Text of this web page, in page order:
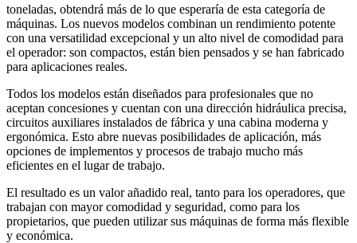
toneladas, obtendrá más de lo que esperaría de esta categoría de
máquinas. Los nuevos modelos combinan un rendimiento potente
con una versatilidad excepcional y un alto nivel de comodidad para
el operador: son compactos, están bien pensados y se han fabricado
para aplicaciones reales.
Todos los modelos están diseñados para profesionales que no
aceptan concesiones y cuentan con una dirección hidráulica precisa,
circuitos auxiliares instalados de fábrica y una cabina moderna y
ergonómica. Esto abre nuevas posibilidades de aplicación, más
opciones de implementos y procesos de trabajo mucho más
eficientes en el lugar de trabajo.
El resultado es un valor añadido real, tanto para los operadores, que
trabajan con mayor comodidad y seguridad, como para los
propietarios, que pueden utilizar sus máquinas de forma más flexible
y económica.